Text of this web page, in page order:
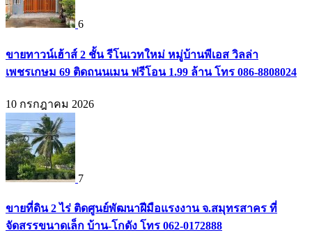
6
ขายทาวน์เฮ้าส์ 2 ชั้น รีโนเวทใหม่ หมู่บ้านพีเอส วิลล่า
เพชรเกษม 69 ติดถนนเมน ฟรีโอน 1.99 ล้าน โทร 086-8808024
10 กรกฎาคม 2026
7
ขายที่ดิน 2 ไร่ ติดศูนย์พัฒนาฝีมือแรงงาน จ.สมุทรสาคร ที่
จัดสรรขนาดเล็ก บ้าน-โกดัง โทร 062-0172888